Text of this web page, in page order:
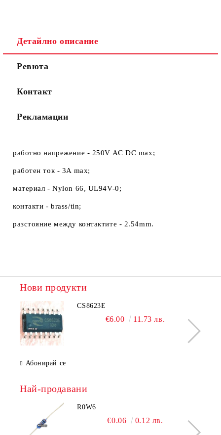
Съгласен съм с
Ние ще се свържем с вас в рамките на работния ден.
Детайлно описание
Ревюта
Контакт
Рекламации
работно напрежение - 250V AC DC max;
работен ток - 3A max;
материал - Nylon 66, UL94V-0;
контакти - brass/tin;
разстояние между контактите - 2.54mm.
Нови продукти
CS8623E
€6.00 11.73 лв.
Абонирай се
Най-продавани
R0W6
€0.06 0.12 лв.